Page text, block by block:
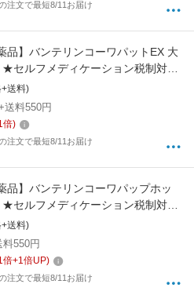
注文で最短8/11お届け
品】バンテリンコーワパットEX 大
セルフメディケーション税制対象
興和
送料)
送料550円
倍)
注文で最短8/11お届け
品】バンテリンコーワパップホッ
★セルフメディケーション税制対象
興和
送料)
料550円
倍+1倍UP)
注文で最短8/11お届け